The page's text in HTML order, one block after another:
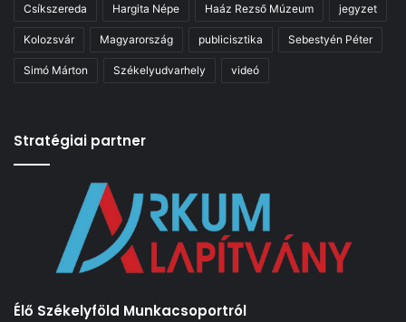
Csíkszereda Hargita Népe Haáz Rezső Múzeum jegyzet
Kolozsvár Magyarország publicisztika Sebestyén Péter
Simó Márton Székelyudvarhely videó
Stratégiai partner
Élő Székelyföld Munkacsoportról